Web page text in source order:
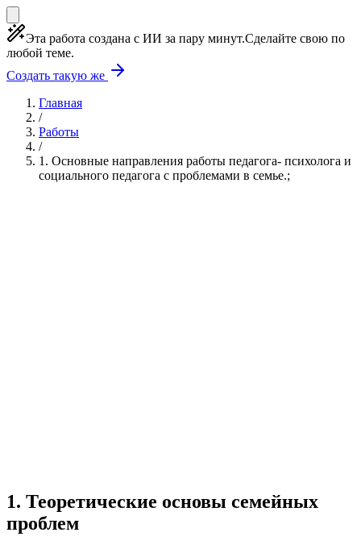
Эта работа создана с ИИ за пару минут.Сделайте свою по
любой теме.
Создать такую же
Главная
/
Работы
/
1. Основные направления работы педагога- психолога и
социального педагога с проблемами в семье.;
1. Теоретические основы семейных
проблем